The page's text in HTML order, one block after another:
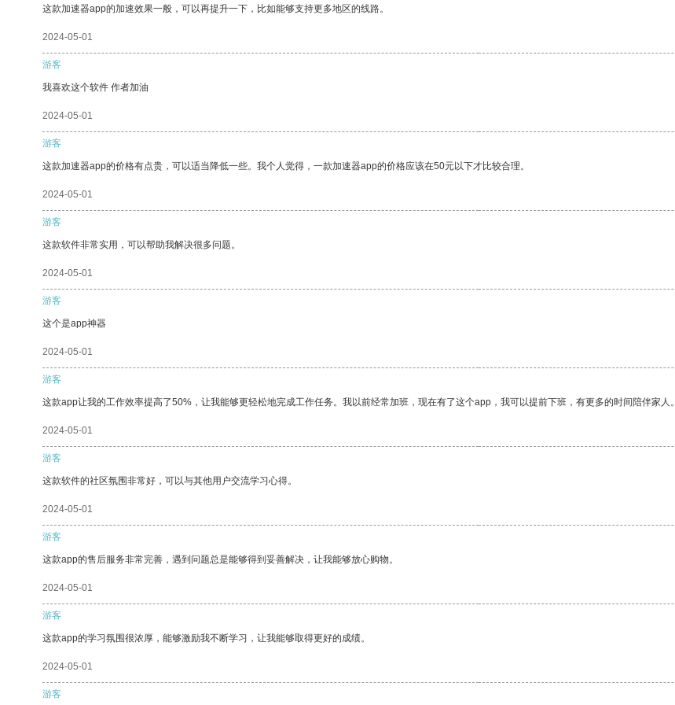
这款加速器app的加速效果一般，可以再提升一下，比如能够支持更多地区的线路。
2024-05-01
游客
我喜欢这个软件 作者加油
2024-05-01
游客
这款加速器app的价格有点贵，可以适当降低一些。我个人觉得，一款加速器app的价格应该在50元以下才比较合理。
2024-05-01
游客
这款软件非常实用，可以帮助我解决很多问题。
2024-05-01
游客
这个是app神器
2024-05-01
游客
这款app让我的工作效率提高了50%，让我能够更轻松地完成工作任务。我以前经常加班，现在有了这个app，我可以提前下班，有更多的时间陪伴家人。
2024-05-01
游客
这款软件的社区氛围非常好，可以与其他用户交流学习心得。
2024-05-01
游客
这款app的售后服务非常完善，遇到问题总是能够得到妥善解决，让我能够放心购物。
2024-05-01
游客
这款app的学习氛围很浓厚，能够激励我不断学习，让我能够取得更好的成绩。
2024-05-01
游客